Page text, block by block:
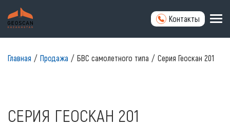
Контакты
Главная Продажа БВС самолетного типа Серия Геоскан 201
СЕРИЯ ГЕОСКАН 201